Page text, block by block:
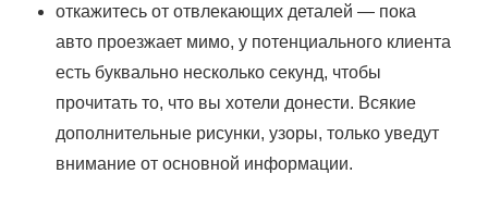
откажитесь от отвлекающих деталей — пока
авто проезжает мимо, у потенциального клиента
есть буквально несколько секунд, чтобы
прочитать то, что вы хотели донести. Всякие
дополнительные рисунки, узоры, только уведут
внимание от основной информации.